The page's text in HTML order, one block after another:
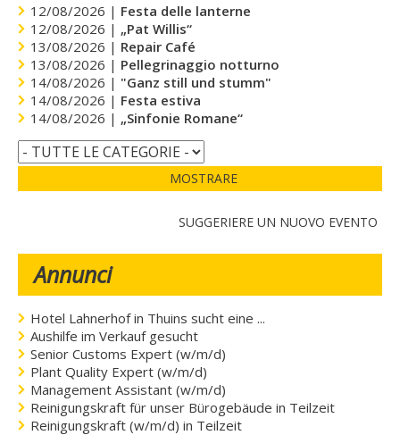
12/08/2026 | Festa delle lanterne
12/08/2026 | „Pat Willis“
13/08/2026 | Repair Café
13/08/2026 | Pellegrinaggio notturno
14/08/2026 | "Ganz still und stumm"
14/08/2026 | Festa estiva
14/08/2026 | „Sinfonie Romane“
MOSTRARE
SUGGERIERE UN NUOVO EVENTO
Annunci
Hotel Lahnerhof in Thuins sucht eine ...
Aushilfe im Verkauf gesucht
Senior Customs Expert (w/m/d)
Plant Quality Expert (w/m/d)
Management Assistant (w/m/d)
Reinigungskraft für unser Bürogebäude in Teilzeit
Reinigungskraft (w/m/d) in Teilzeit